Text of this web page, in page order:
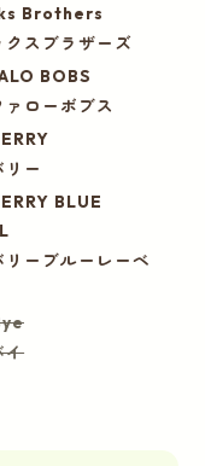
Brothers
クスブラザーズ
BOBS
ァローボブス
ー
BLUE
リーブルーレーベ
イ